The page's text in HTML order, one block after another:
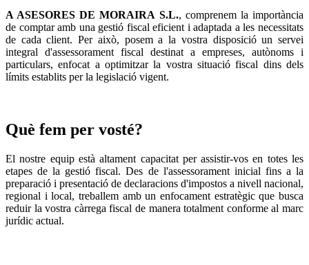
A ASESORES DE MORAIRA S.L., comprenem la importància
de comptar amb una gestió fiscal eficient i adaptada a les necessitats
de cada client. Per això, posem a la vostra disposició un servei
integral d'assessorament fiscal destinat a empreses, autònoms i
particulars, enfocat a optimitzar la vostra situació fiscal dins dels
límits establits per la legislació vigent.
Què fem per vosté?
El nostre equip està altament capacitat per assistir-vos en totes les
etapes de la gestió fiscal. Des de l'assessorament inicial fins a la
preparació i presentació de declaracions d'impostos a nivell nacional,
regional i local, treballem amb un enfocament estratègic que busca
reduir la vostra càrrega fiscal de manera totalment conforme al marc
jurídic actual.